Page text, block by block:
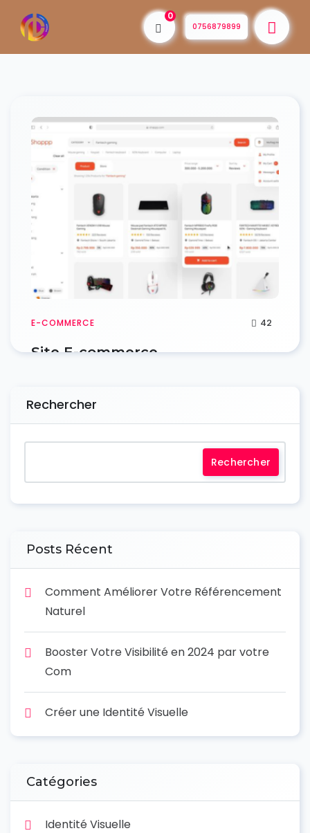
0
0756879899
E-COMMERCE 42
Site E-commerce
Rechercher
Rechercher
Posts Récent
Comment Améliorer Votre Référencement
Naturel
Booster Votre Visibilité en 2024 par votre
Com
Créer une Identité Visuelle
Catégories
Identité Visuelle